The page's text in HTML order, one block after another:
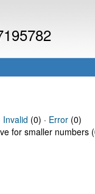
Invalid (0) · Error(0)
for smaller numbers